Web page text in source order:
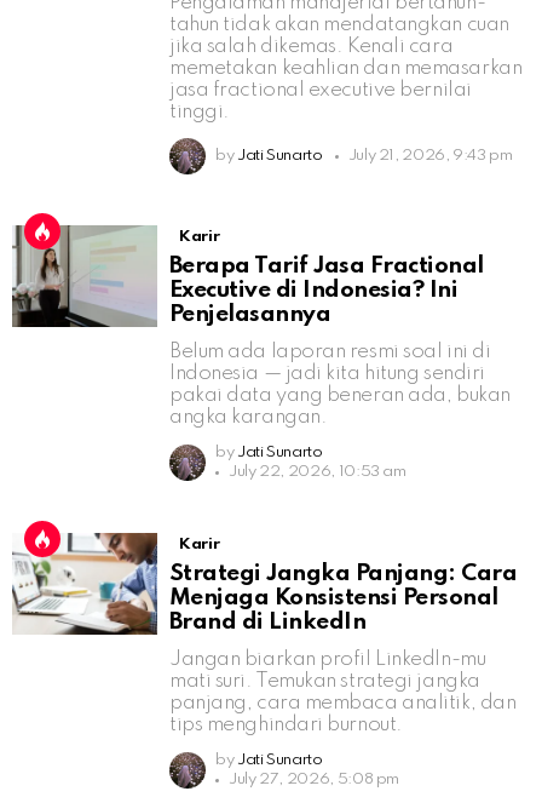
tahun tidak akan mendatangkan cuan
jika salah dikemas. Kenali cara
memetakan keahlian dan memasarkan
jasa fractional executive bernilai
tinggi.
by Jati Sunarto July 21, 2026, 9:43 pm
Karir
Berapa Tarif Jasa Fractional
Executive di Indonesia? Ini
Penjelasannya
Belum ada laporan resmi soal ini di
Indonesia — jadi kita hitung sendiri
pakai data yang beneran ada, bukan
angka karangan.
by Jati Sunarto
July 22, 2026, 10:53 am
Karir
Strategi Jangka Panjang: Cara
Menjaga Konsistensi Personal
Brand di LinkedIn
Jangan biarkan profil LinkedIn-mu
mati suri. Temukan strategi jangka
panjang, cara membaca analitik, dan
tips menghindari burnout.
by Jati Sunarto
July 27, 2026, 5:08 pm